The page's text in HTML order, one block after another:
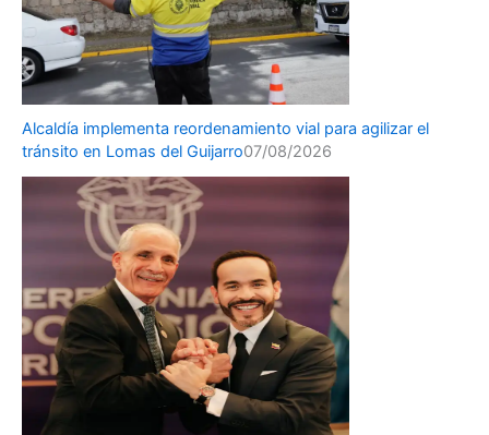
Alcaldía implementa reordenamiento vial para agilizar el
tránsito en Lomas del Guijarro07/08/2026